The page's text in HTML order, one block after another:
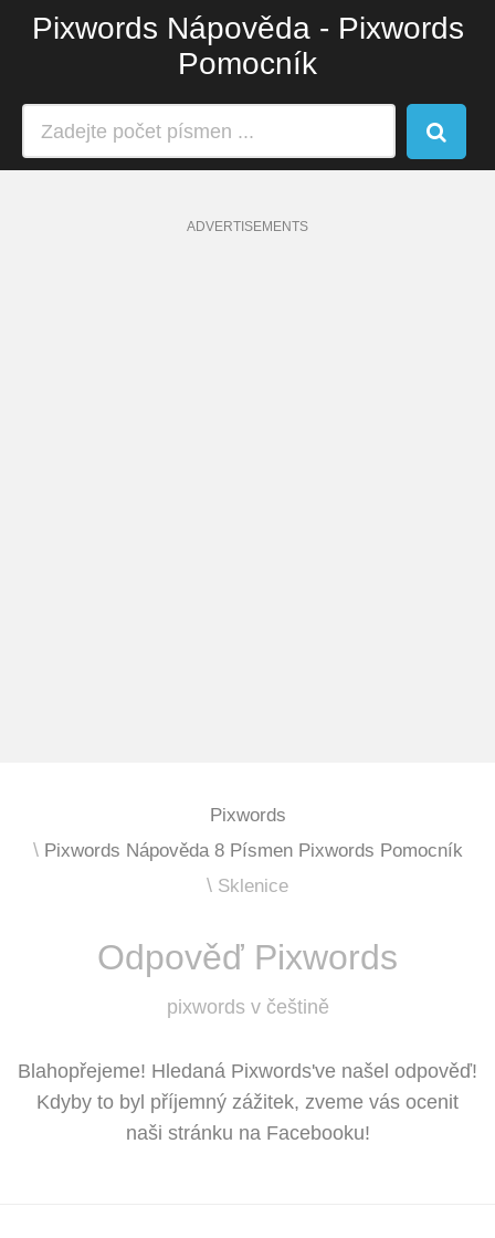
Pixwords Nápověda - Pixwords
Pomocník
ADVERTISEMENTS
Pixwords
Pixwords Nápověda 8 Písmen Pixwords Pomocník
Sklenice
Odpověď Pixwords
pixwords v češtině
Blahopřejeme! Hledaná Pixwords've našel odpověď!
Kdyby to byl příjemný zážitek, zveme vás ocenit
naši stránku na Facebooku!